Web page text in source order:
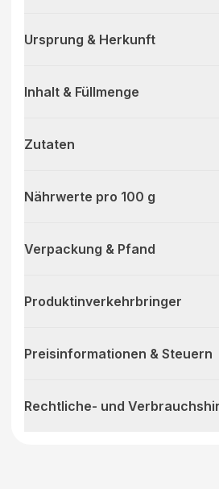
Ursprung & Herkunft
Inhalt & Füllmenge
Zutaten
Nährwerte pro 100 g
Verpackung & Pfand
Produktinverkehrbringer
Preisinformationen & Steuern
Rechtliche- und